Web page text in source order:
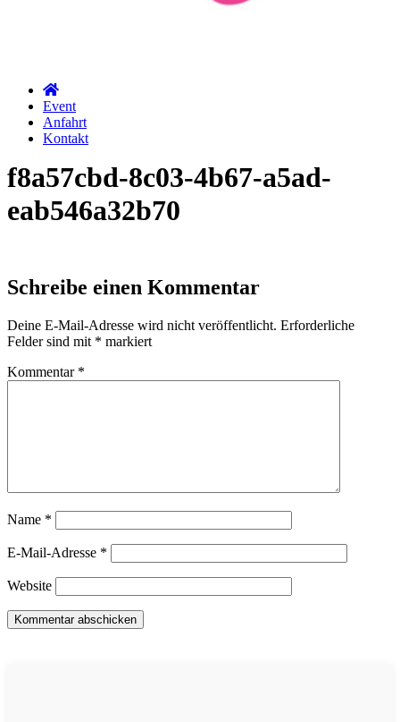
Event
Anfahrt
Kontakt
f8a57cbd-8c03-4b67-a5ad-
eab546a32b70
Schreibe einen Kommentar
Deine E-Mail-Adresse wird nicht veröffentlicht. Erforderliche
Felder sind mit * markiert
Kommentar *
Name *
E-Mail-Adresse *
Website